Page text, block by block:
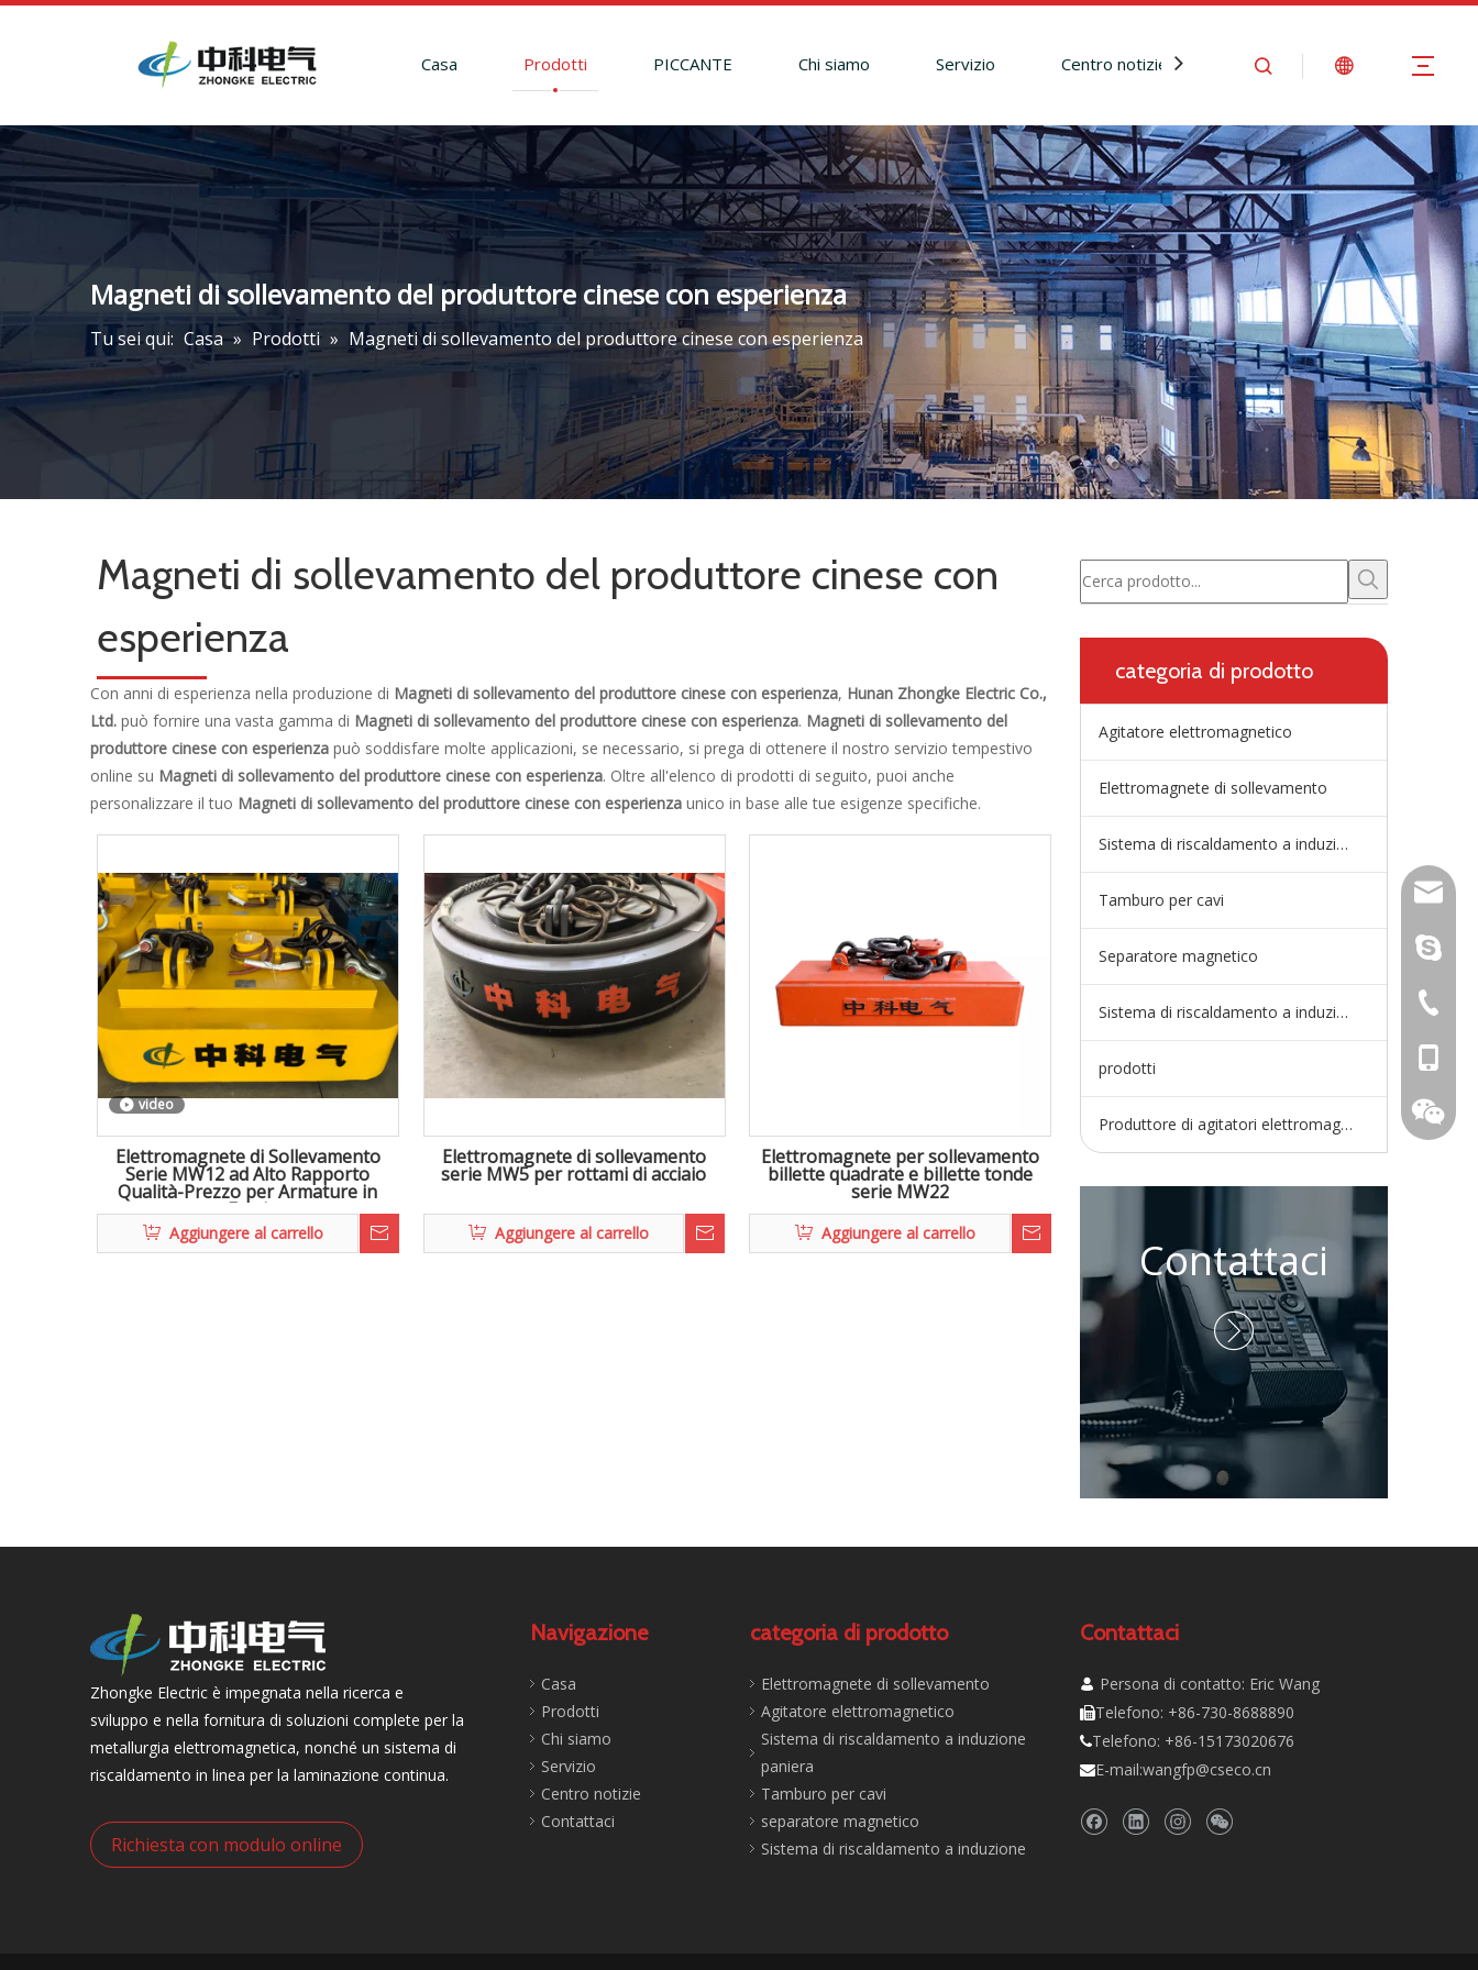
Casa Prodotti PICCANTE Chi siamo Servizio Centro notizie Contattaci
Magneti di sollevamento del produttore cinese con esperienza
Tu sei qui: Casa » Prodotti » Magneti di sollevamento del produttore cinese con esperienza
Magneti di sollevamento del produttore cinese con
esperienza
Con anni di esperienza nella produzione di Magneti di sollevamento del produttore cinese con esperienza, Hunan Zhongke Electric Co.,
Ltd. può fornire una vasta gamma di Magneti di sollevamento del produttore cinese con esperienza. Magneti di sollevamento del
produttore cinese con esperienza può soddisfare molte applicazioni, se necessario, si prega di ottenere il nostro servizio tempestivo
online su Magneti di sollevamento del produttore cinese con esperienza. Oltre all'elenco di prodotti di seguito, puoi anche
personalizzare il tuo Magneti di sollevamento del produttore cinese con esperienza unico in base alle tue esigenze specifiche.
video
Elettromagnete di Sollevamento
Serie MW12 ad Alto Rapporto
Qualità-Prezzo per Armature in
Fasci
Aggiungere al carrello
Elettromagnete di sollevamento
serie MW5 per rottami di acciaio
Aggiungere al carrello
Elettromagnete per sollevamento
billette quadrate e billette tonde
serie MW22
Aggiungere al carrello
categoria di prodotto
Agitatore elettromagnetico
Elettromagnete di sollevamento
Sistema di riscaldamento a induzione della paniera
Tamburo per cavi
Separatore magnetico
Sistema di riscaldamento a induzione
prodotti
Produttore di agitatori elettromagnetici
Contattaci

Zhongke Electric è impegnata nella ricerca e
sviluppo e nella fornitura di soluzioni complete per la
metallurgia elettromagnetica, nonché un sistema di
riscaldamento in linea per la laminazione continua.
Richiesta con modulo online
Navigazione
Casa
Prodotti
Chi siamo
Servizio
Centro notizie
Contattaci
dal
+86-
categoria di prodotto
Elettromagnete di sollevamento
Agitatore elettromagnetico
Sistema di riscaldamento a induzione
paniera
Tamburo per cavi
separatore magnetico
Sistema di riscaldamento a induzione
Contattaci
 Persona di contatto: Eric Wang
Telefono: +86-730-8688890
Telefono: +86-15173020676
E-mail:wangfp@cseco.cn